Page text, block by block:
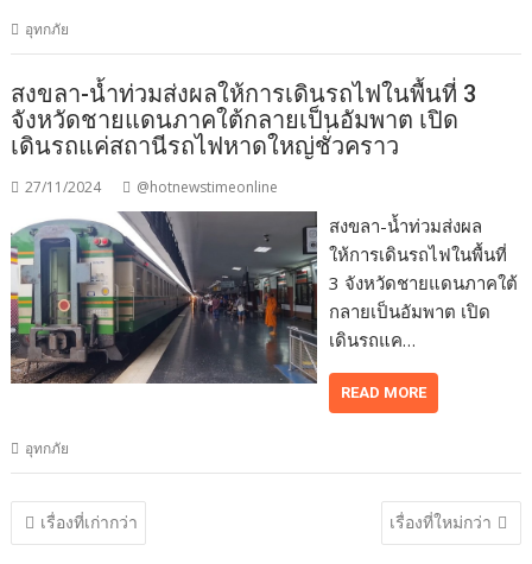
อุทกภัย
สงขลา-น้ำท่วมส่งผลให้การเดินรถไฟในพื้นที่ 3
จังหวัดชายแดนภาคใต้กลายเป็นอัมพาต เปิด
เดินรถแค่สถานีรถไฟหาดใหญ่ชั่วคราว
27/11/2024 @hotnewstimeonline
สงขลา-น้ำท่วมส่งผล
ให้การเดินรถไฟในพื้นที่
3 จังหวัดชายแดนภาคใต้
กลายเป็นอัมพาต เปิด
เดินรถแค…
READ MORE
อุทกภัย
แนะแนว
เรื่อง
เรื่องที่เก่ากว่า เรื่องที่ใหม่กว่า